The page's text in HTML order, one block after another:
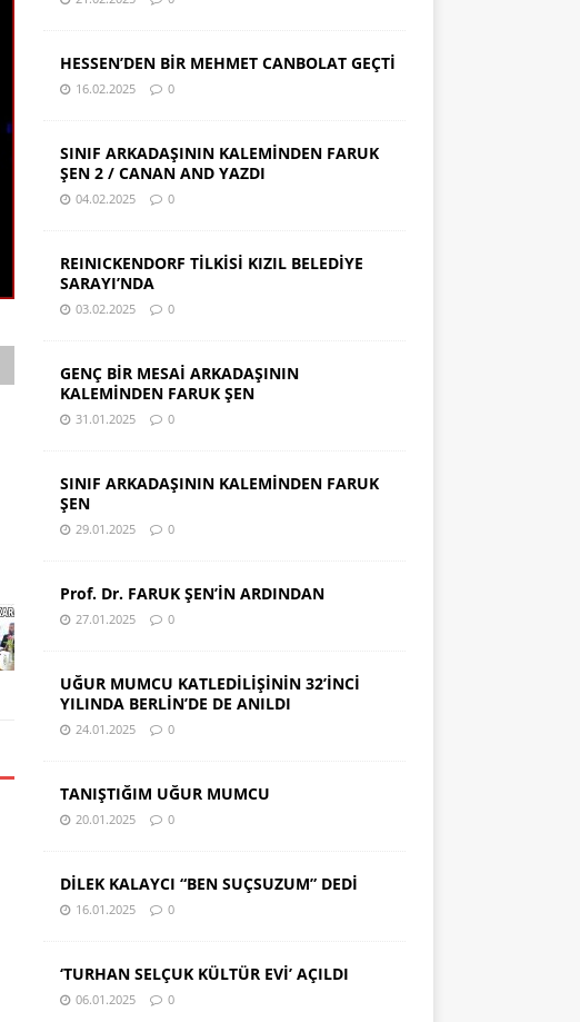
HESSEN’DEN BİR MEHMET CANBOLAT GEÇTİ
16.02.2025 0
SINIF ARKADAŞININ KALEMİNDEN FARUK
ŞEN 2 / CANAN AND YAZDI
04.02.2025 0
REINICKENDORF TİLKİSİ KIZIL BELEDİYE
SARAYI’NDA
03.02.2025 0
GENÇ BİR MESAİ ARKADAŞININ
KALEMİNDEN FARUK ŞEN
31.01.2025 0
SINIF ARKADAŞININ KALEMİNDEN FARUK
ŞEN
29.01.2025 0
Prof. Dr. FARUK ŞEN’İN ARDINDAN
27.01.2025 0
UĞUR MUMCU KATLEDİLİŞİNİN 32’İNCİ
YILINDA BERLİN’DE DE ANILDI
24.01.2025 0
TANIŞTIĞIM UĞUR MUMCU
20.01.2025 0
DİLEK KALAYCI “BEN SUÇSUZUM” DEDİ
16.01.2025 0
‘TURHAN SELÇUK KÜLTÜR EVİ’ AÇILDI
06.01.2025 0